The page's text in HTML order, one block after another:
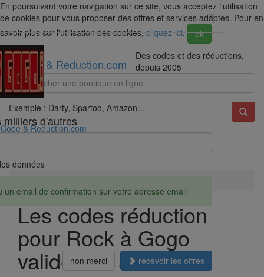
En poursuivant votre navigation sur ce site, vous acceptez l'utilisation
de cookies pour vous proposer des offres et services adaptés. Pour en
savoir plus sur l'utilisation des cookies, cliquez-ici. ok
Code & Reduction.com
Des codes et des réductions,
depuis 2005
Exemple : Darty, Spartoo, Amazon...
Code & Reduction.com
Les codes réduction
pour Rock à Gogo
valides en août 2026
×
d'autres
données
email de confirmation sur votre adresse email
non merci recevoir les offres